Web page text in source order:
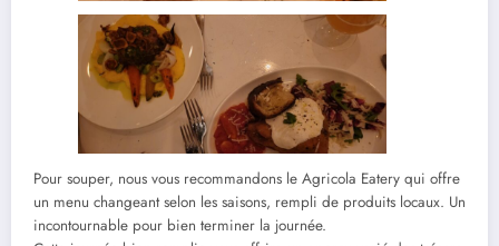
Pour souper, nous vous recommandons le Agricola Eatery qui offre
un menu changeant selon les saisons, rempli de produits locaux. Un
incontournable pour bien terminer la journée.